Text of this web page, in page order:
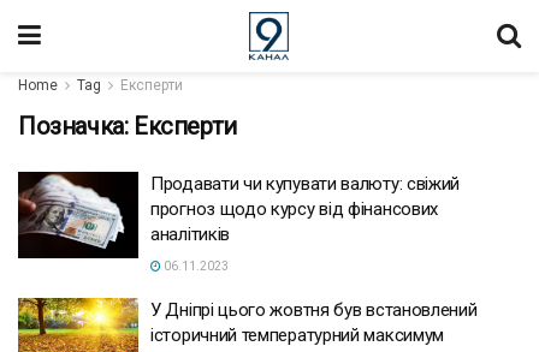
Home Tag Експерти
Позначка: Експерти
Продавати чи купувати валюту: свіжий
прогноз щодо курсу від фінансових
аналітиків
06.11.2023
У Дніпрі цього жовтня був встановлений
історичний температурний максимум